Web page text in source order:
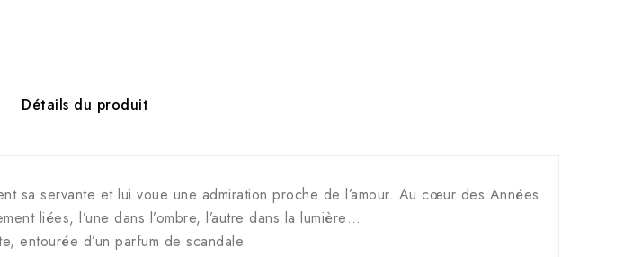
Détails du produit
sa servante et lui voue une admiration proche de l’amour. Au cœur des Années
liées, l’une dans l’ombre, l’autre dans la lumière…
entourée d’un parfum de scandale.